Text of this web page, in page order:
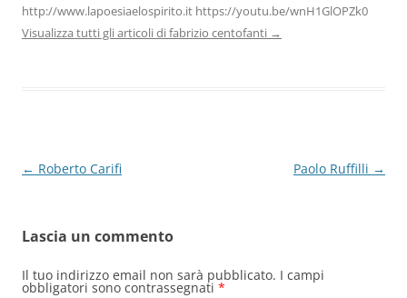
http://www.lapoesiaelospirito.it https://youtu.be/wnH1GlOPZk0
Visualizza tutti gli articoli di fabrizio centofanti →
Navigazione
← Roberto Carifi Paolo Ruffilli →
Lascia un commento
Il tuo indirizzo email non sarà pubblicato. I campi
obbligatori sono contrassegnati *